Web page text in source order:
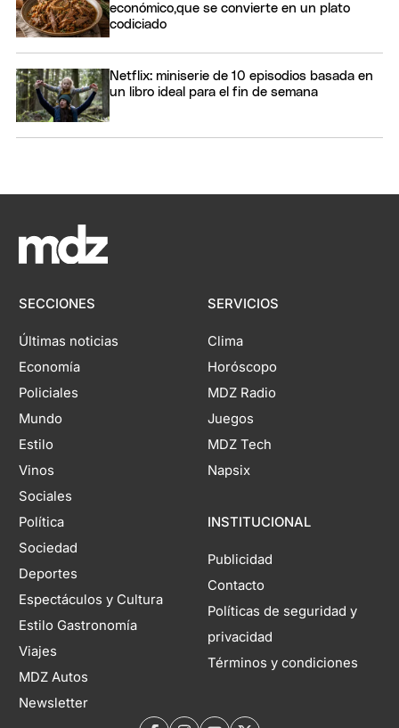
económico,que se convierte en un plato
codiciado
Netflix: miniserie de 10 episodios basada en
un libro ideal para el fin de semana
SECCIONES
Últimas noticias
Economía
Policiales
Mundo
Estilo
Vinos
Sociales
Política
Sociedad
Deportes
Espectáculos y Cultura
Estilo Gastronomía
Viajes
MDZ Autos
Newsletter
SERVICIOS
Clima
Horóscopo
MDZ Radio
Juegos
MDZ Tech
Napsix
INSTITUCIONAL
Publicidad
Contacto
Políticas de seguridad y
privacidad
Términos y condiciones